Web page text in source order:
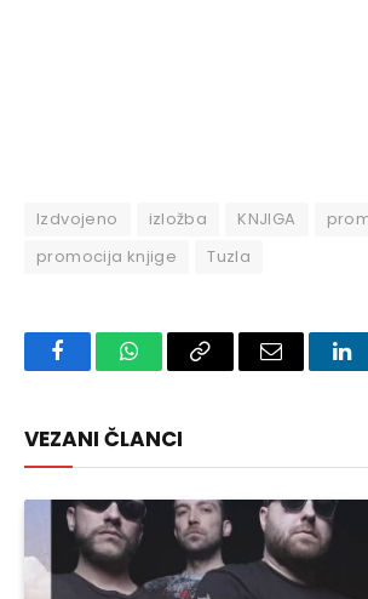
Izdvojeno izložba KNJIGA
promocija knjige
Tuzla
FacebookWhatsAppCopy
Email
VEZANI ČLANCI